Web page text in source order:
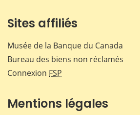
Sites affiliés
Musée de la Banque du Canada
Bureau des biens non réclamés
Connexion FSP
Mentions légales